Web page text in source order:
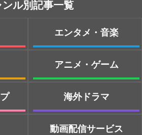
ンル別記事一覧
エンタメ・音楽
アニメ・ゲーム
海外ドラマ
動画配信サービス